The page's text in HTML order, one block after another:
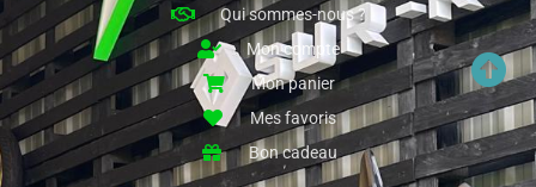
Qui sommes-nous ?
Mon compte
Mon panier
Mes favoris
Bon cadeau